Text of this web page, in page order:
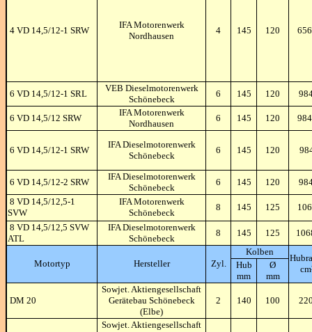
4 VD 14,5/12-1 SRW
IFA Motorenwerk
Nordhausen
4 145 120
6 VD 14,5/12-1 SRL
VEB Dieselmotorenwerk
Schönebeck
6 145 120
6 VD 14,5/12 SRW
IFA Motorenwerk
Nordhausen
6 145 120
6 VD 14,5/12-1 SRW
IFA Dieselmotorenwerk
Schönebeck
6 145 120
6 VD 14,5/12-2 SRW
IFA Dieselmotorenwerk
Schönebeck
6 145 120
8 VD 14,5/12,5-1
SVW
IFA Motorenwerk
Schönebeck
8 145 125
8 VD 14,5/12,5 SVW
ATL
IFA Dieselmotorenwerk
Schönebeck
8 145 125
Motortyp Hersteller Zyl.
Kolben
cm
Hub
mm
Ø
mm
DM 20
Sowjet. Aktiengesellschaft
Gerätebau Schönebeck
(Elbe)
2 140 100
Sowjet. Aktiengesellschaft